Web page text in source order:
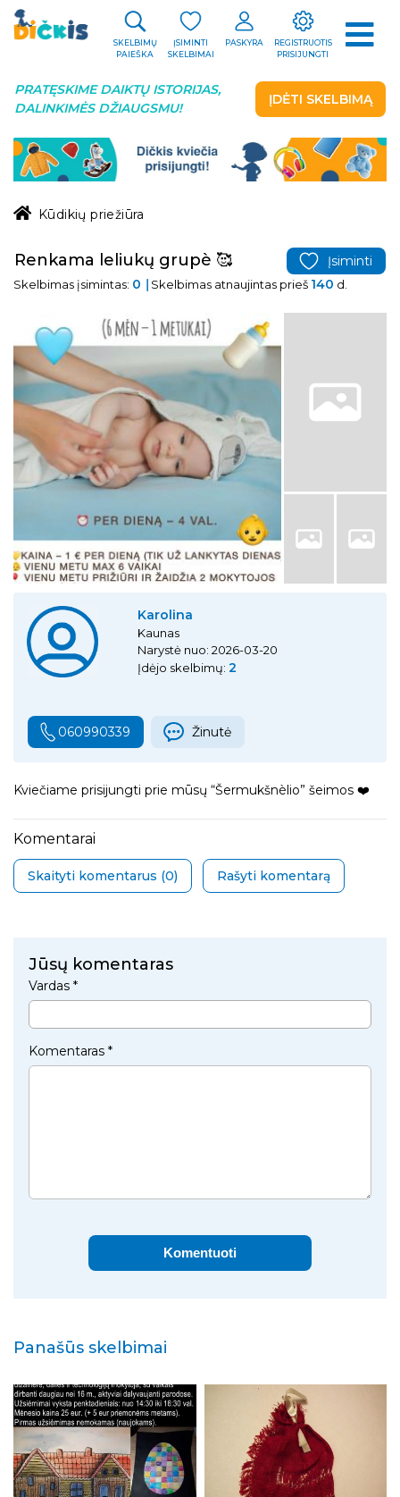
SKELBIMŲ
PAIEŠKA
ĮSIMINTI
SKELBIMAI
PASKYRA
REGISTRUOTIS
PRISIJUNGTI
PRATĘSKIME DAIKTŲ ISTORIJAS,
DALINKIMĖS DŽIAUGSMU!
ĮDĖTI SKELBIMĄ
Kūdikių priežiūra
Renkama leliukų grupè 🥰 Įsiminti
Skelbimas įsimintas: 0 Skelbimas atnaujintas prieš 140 d.
Karolina
Kaunas
Narystė nuo: 2026-03-20
Įdėjo skelbimų:2
060990339 Žinutė
Kviečiame prisijungti prie mūsų “Šermukšnèlio” šeimos ❤️
Komentarai
Skaityti komentarus (0) Rašyti komentarą
Jūsų komentaras
Vardas *
Komentaras *
Komentuoti
Panašūs skelbimai